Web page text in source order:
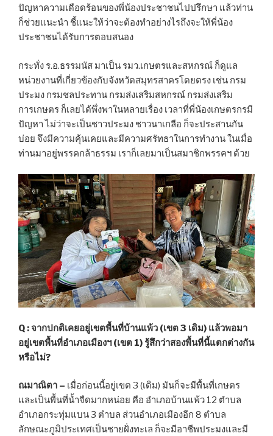
ปัญหาความเดือดร้อนของพี่น้องประชาชนไปปรึกษา แล้วท่าน
ก็ช่วยแนะนำ ชี้แนะให้ว่าจะต้องทำอย่างไรถึงจะให้พี่น้อง
ประชาชนได้รับการตอบสนอง
กระทั่ง ร.อ.ธรรมนัส มาเป็น รมว.เกษตรและสหกรณ์ ก็ดูแล
หน่วยงานที่เกี่ยวข้องกับจังหวัดสมุทรสาครโดยตรง เช่น กรม
ประมง กรมชลประทาน กรมส่งเสริมสหกรณ์ กรมส่งเสริม
การเกษตร ก็เลยได้พึ่งพาในหลายเรื่อง เวลาที่พี่น้องเกษตรกรมี
ปัญหา ไม่ว่าจะเป็นชาวประมง ชาวนาเกลือ ก็จะประสานกัน
บ่อย จึงมีความคุ้นเคยและมีความศรัทธาในการทำงาน ในเมื่อ
ท่านมาอยู่พรรคกล้าธรรม เราก็เลยมาเป็นสมาชิกพรรคฯ ด้วย
Q : จากปกติเคยอยู่เขตพื้นที่บ้านแพ้ว (เขต 3 เดิม) แล้วพอมา
อยู่เขตพื้นที่อำเภอเมืองฯ (เขต 1) รู้สึกว่าสองพื้นที่นี้แตกต่างกัน
หรือไม่?
ณมาณิตา – เมื่อก่อนนี้อยู่เขต 3 (เดิม) มันก็จะมีพื้นที่เกษตร
และเป็นพื้นที่น้ำจืดมากหน่อย คือ อำเภอบ้านแพ้ว 12 ตำบล
อำเภอกระทุ่มแบน 3 ตำบล ส่วนอำเภอเมืองอีก 8 ตำบล
ลักษณะภูมิประเทศเป็นชายฝั่งทะเล ก็จะมีอาชีพประมงและมี